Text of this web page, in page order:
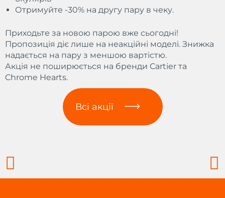
Отримуйте -30% на другу пару в чеку.
Приходьте за новою парою вже сьогодні!
Пропозиція діє лише на неакційні моделі. Знижка
надається на пару з меншою вартістю.
Акція не поширюється на бренди Cartier та
Chrome Hearts.
Всі акції
Prev